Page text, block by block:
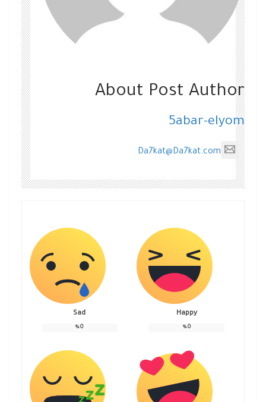
About Post Author
5abar-elyom
Da7kat@Da7kat.com
Happy
0
%
Sad
0
%